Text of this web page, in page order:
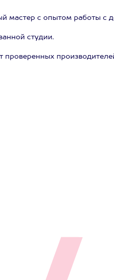
мастер с опытом работы с
студии.
проверенных